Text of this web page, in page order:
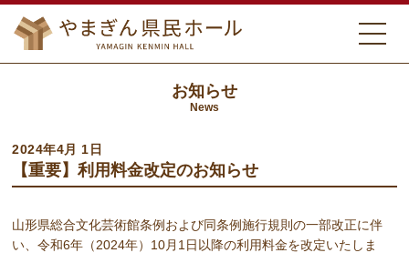
お知らせ
News
2024年4月 1日
【重要】利用料金改定のお知らせ
山形県総合文化芸術館条例および同条例施行規則の一部改正に伴
い、令和6年（2024年）10月1日以降の利用料金を改定いたしま